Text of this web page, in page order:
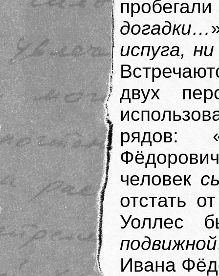
догадки…
испуга,
двух
рядов:
человек
отстать
Уоллес
подвижной
Ивана